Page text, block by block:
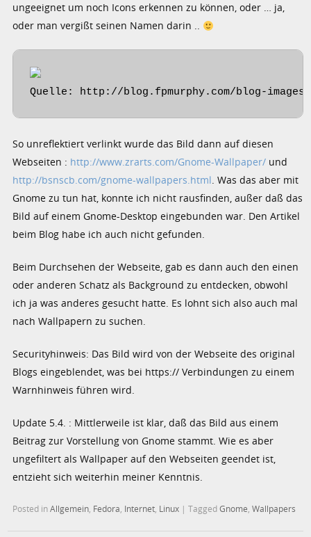
ungeeignet um noch Icons erkennen zu können, oder … ja,
oder man vergißt seinen Namen darin ..
Quelle: http://blog.fpmurphy.com/blog-images/
So unreflektiert verlinkt wurde das Bild dann auf diesen
Webseiten : http://www.zrarts.com/Gnome-Wallpaper/ und
http://bsnscb.com/gnome-wallpapers.html. Was das aber mit
Gnome zu tun hat, konnte ich nicht rausfinden, außer daß das
Bild auf einem Gnome-Desktop eingebunden war. Den Artikel
beim Blog habe ich auch nicht gefunden.
Beim Durchsehen der Webseite, gab es dann auch den einen
oder anderen Schatz als Background zu entdecken, obwohl
ich ja was anderes gesucht hatte. Es lohnt sich also auch mal
nach Wallpapern zu suchen.
Securityhinweis: Das Bild wird von der Webseite des original
Blogs eingeblendet, was bei https:// Verbindungen zu einem
Warnhinweis führen wird.
Update 5.4. : Mittlerweile ist klar, daß das Bild aus einem
Beitrag zur Vorstellung von Gnome stammt. Wie es aber
ungefiltert als Wallpaper auf den Webseiten geendet ist,
entzieht sich weiterhin meiner Kenntnis.
Posted inAllgemein Fedora Internet Linux |TaggedGnome ,Wallpapers